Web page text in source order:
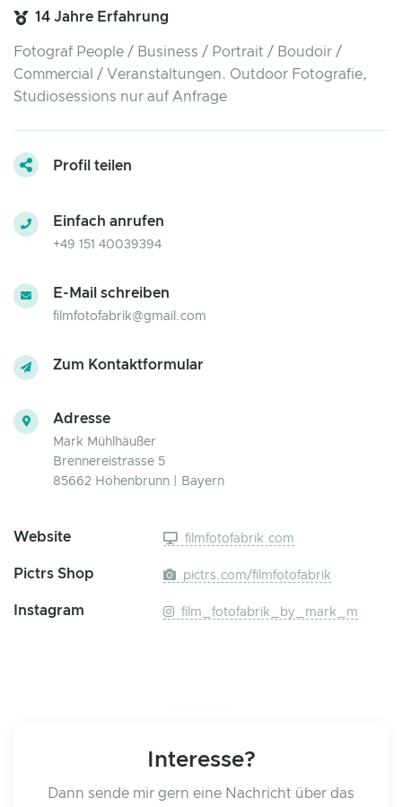
14 Jahre Erfahrung
Fotograf People / Business / Portrait / Boudoir /
Commercial / Veranstaltungen. Outdoor Fotografie,
Studiosessions nur auf Anfrage
Profil teilen
Einfach anrufen
+49 151 40039394
E-Mail schreiben
filmfotofabrik@gmail.com
Zum Kontaktformular
Adresse
Mark Mühlhäußer
Brennereistrasse 5
85662 Hohenbrunn | Bayern
Website filmfotofabrik.com
Pictrs Shop pictrs.com/filmfotofabrik
Instagram film_fotofabrik_by_mark_m
Interesse?
Dann sende mir gern eine Nachricht über das